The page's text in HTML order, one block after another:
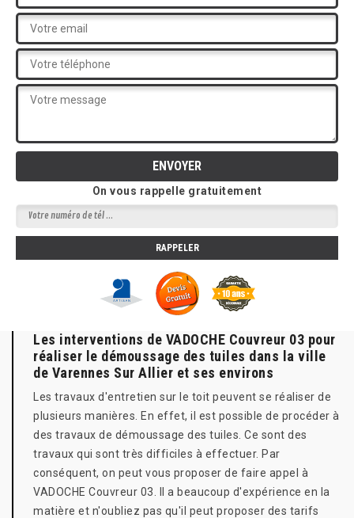
On vous rappelle gratuitement
Les interventions de VADOCHE Couvreur 03 pour
réaliser le démoussage des tuiles dans la ville
de Varennes Sur Allier et ses environs
Les travaux d'entretien sur le toit peuvent se réaliser de
plusieurs manières. En effet, il est possible de procéder à
des travaux de démoussage des tuiles. Ce sont des
travaux qui sont très difficiles à effectuer. Par
conséquent, on peut vous proposer de faire appel à
VADOCHE Couvreur 03. Il a beaucoup d'expérience en la
matière et n'oubliez pas qu'il peut proposer des tarifs